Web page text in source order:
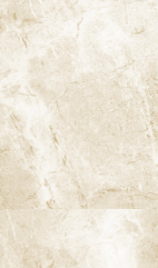
〒166-0004 東京
JR中央線(快速)「
谷駅」徒歩0分 /
TEL：03-6915-